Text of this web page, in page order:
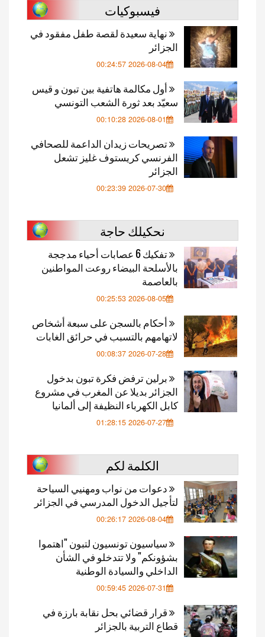
فيسبوكيات
نهاية سعيدة لقصة طفل مفقود في
الجزائر
2026-08-04 00:24:57
أول مكالمة هاتفية بين تبون و قيس
سعيّد بعد ثورة الشعب التونسي
2026-08-01 00:10:28
تصريحات زيدان الداعمة للصحافي
الفرنسي كريستوف غليز تشعل
الجزائر
2026-07-30 00:23:39
نحكيلك حاجة
تفكيك 6 عصابات أحياء مدججة
بالأسلحة البيضاء روعت المواطنين
بالعاصمة
2026-08-05 00:25:53
أحكام بالسجن على سبعة أشخاص
لاتهامهم بالتسبب في حرائق الغابات
2026-07-28 00:08:37
برلين ترفض فكرة تبون بدخول
الجزائر بديلا عن المغرب في مشروع
كابل الكهرباء النظيفة إلى ألمانيا
2026-07-27 01:28:15
الكلمة لكم
دعوات من نواب ومهنيي السياحة
لتأجيل الدخول المدرسي في الجزائر
2026-08-04 00:26:17
سياسيون تونسيون لتبون "اهتموا
بشؤونكم" ولا تتدخلو في الشأن
الداخلي والسيادة الوطنية
2026-07-31 00:59:45
قرار قضائي بحل نقابة بارزة في
قطاع التربية بالجزائر